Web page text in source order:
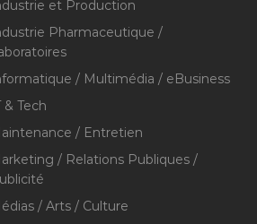
et Production
Pharmaceutique /
/ Multimédia / eBusiness
& Tech
/ Entretien
/ Relations Publiques /
/ Arts / Culture